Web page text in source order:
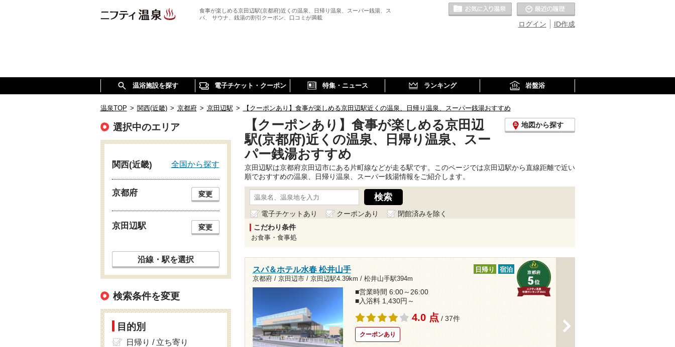
食事が楽しめる京田辺駅(京都府)近くの温泉、日帰り温泉、スーパー銭湯、ス
パ、 サウナ、銭湯の割引クーポン、口コミが満載
ID作成
ログイン
お気に入りの温泉
温浴施設を探す 電子チケット・クーポン 特集・ニュース ランキング 岩盤浴
温泉TOP > 関西(近畿) > 京都府 > 京田辺駅 > 【クーポンあり】食事が楽しめる京田辺駅近くの温泉、日帰り温泉、スーパー銭湯おすすめ
【クーポンあり】食事が楽しめる京田辺
駅(京都府)近くの温泉、日帰り温泉、スー
パー銭湯おすすめ
地図から探す
京田辺駅は京都府京田辺市にある片町線などが走る駅です。このページでは京田辺駅から直線距離で近い
順でおすすめの温泉、日帰り温泉、スーパー銭湯情報をご紹介します。
電子チケットあり クーポンあり
閉館済みを除く
こだわり条件
お食事・食事処
スパ＆ホテル水春 松井山手
京都府 / 京田辺市 / 京田辺駅4.39km / 松井山手駅394m
日帰り 宿泊
■営業時間 6:00～26:00
■入浴料 1,430円～
4.0 点 / 37件
クーポンあり
選択中のエリア
関西(近畿) 全国から探す
京都府 変更
京田辺駅 変更
沿線・駅を選択
検索条件を変更
目的別
日帰り / 立ち寄り